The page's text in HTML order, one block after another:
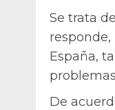
Se trata
España,
De